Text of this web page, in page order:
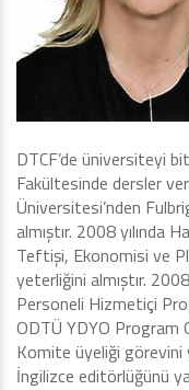
DTCF’de üniversiteyi
Fakültesinde dersler
Üniversitesi’nden
almıştır. 2008
Teftişi, Ekonomisi ve
yeterliğini almıştır.
Personeli Hizmetiçi
ODTÜ YDYO Program
Komite üyeliği görevini
İngilizce editörlüğünü